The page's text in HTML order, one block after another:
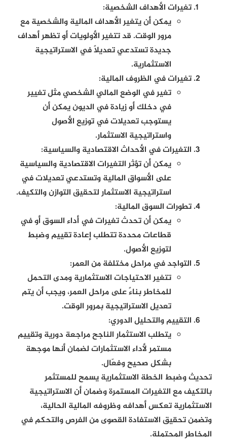
تغيرات الأهداف الشخصية:
يمكن أن يتغير الأهداف المالية والشخصية مع
مرور الوقت. قد تتغير الأولويات أو تظهر أهداف
جديدة تستدعي تعديلًا في الاستراتيجية
الاستثمارية.
تغيرات في الظروف المالية:
تغير في الوضع المالي الشخصي مثل تغيير
في دخلك أو زيادة في الديون يمكن أن
يستوجب تعديلات في توزيع الأصول
واستراتيجية الاستثمار.
التغيرات في الأحداث الاقتصادية والسياسية:
يمكن أن تؤثر التغيرات الاقتصادية والسياسية
على الأسواق المالية وتستدعي تعديلات في
استراتيجية الاستثمار لتحقيق التوازن والتكيف.
تطورات السوق المالية:
يمكن أن تحدث تغيرات في أداء السوق أو في
قطاعات محددة تتطلب إعادة تقييم وضبط
لتوزيع الأصول.
التواجد في مراحل مختلفة من العمر:
تتغير الاحتياجات الاستثمارية ومدى التحمل
للمخاطر بناءً على مراحل العمر، ويجب أن يتم
تعديل الاستراتيجية بمرور الوقت.
التقييم والتحليل الدوري:
يتطلب الاستثمار الناجح مراجعة دورية وتقييم
مستمر لأداء الاستثمارات لضمان أنها موجهة
بشكل صحيح وفعّال.
تحديث وضبط الخطة الاستثمارية يسمح للمستثمر
بالتكيف مع التغيرات المستمرة وضمان أن الاستراتيجية
الاستثمارية تعكس أهدافه وظروفه المالية الحالية،
وتضمن تحقيق الاستفادة القصوى من الفرص والتحكم في
المخاطر المحتملة.